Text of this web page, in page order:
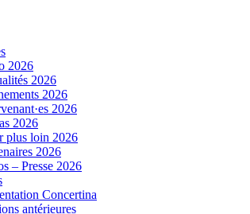
2026
2026
2026
2026
2026
plus loin 2026
2026
– Presse 2026
Concertina
antérieures